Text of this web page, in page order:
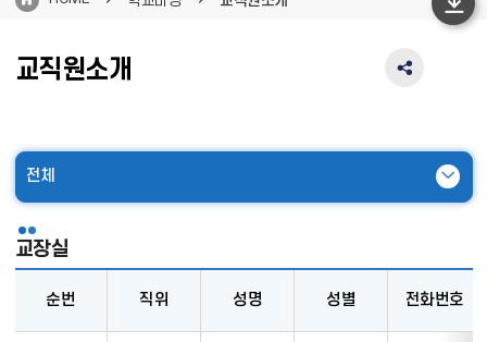
교직원소개
SNS
치
전체
교장실
순번 직위 성명 성별 전화번호
하